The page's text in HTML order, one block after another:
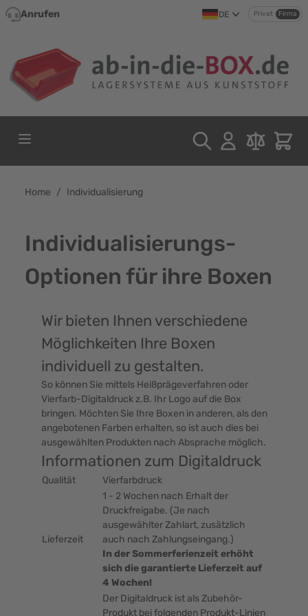
Direkt zum Inhalt
Anrufen DE Privat Firma
Home / Individualisierung
Individualisierungs-
Optionen für ihre Boxen
Wir bieten Ihnen verschiedene
Möglichkeiten Ihre Boxen
individuell zu gestalten.
So können Sie mittels Heißprägeverfahren oder
Vierfarb-Digitaldruck z.B. Ihr Logo auf die Box
bringen. Möchten Sie Ihre Boxen in anderen, als den
angebotenen Farben erhalten, so ist auch dies bei
ausgewählten Produkten nach Absprache möglich.
Informationen zum Digitaldruck
Qualität Vierfarbdruck
Lieferzeit
1 - 2 Wochen nach Erhalt der
Druckfreigabe. (Je nach
ausgewählter Zahlart, zusätzlich
auch nach Zahlungseingang.)
In der Sommerferienzeit erhöht
sich die garantierte Lieferzeit auf
4 Wochen!
Der Digitaldruck ist als Zubehör-
Produkt bei folgenden Produkt-Linien